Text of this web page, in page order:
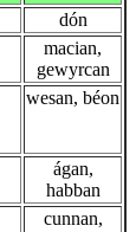
dón
macian,
gewyrcan
wesan, béon
ágan,
habban
cunnan,